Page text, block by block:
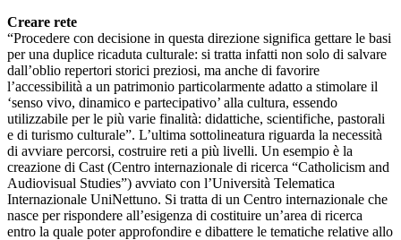
Creare rete
“Procedere con decisione in questa direzione significa gettare le basi
per una duplice ricaduta culturale: si tratta infatti non solo di salvare
dall’oblio repertori storici preziosi, ma anche di favorire
l’accessibilità a un patrimonio particolarmente adatto a stimolare il
‘senso vivo, dinamico e partecipativo’ alla cultura, essendo
utilizzabile per le più varie finalità: didattiche, scientifiche, pastorali
e di turismo culturale”. L’ultima sottolineatura riguarda la necessità
di avviare percorsi, costruire reti a più livelli. Un esempio è la
creazione di Cast (Centro internazionale di ricerca “Catholicism and
Audiovisual Studies”) avviato con l’Università Telematica
Internazionale UniNettuno. Si tratta di un Centro internazionale che
nasce per rispondere all’esigenza di costituire un’area di ricerca
entro la quale poter approfondire e dibattere le tematiche relative allo